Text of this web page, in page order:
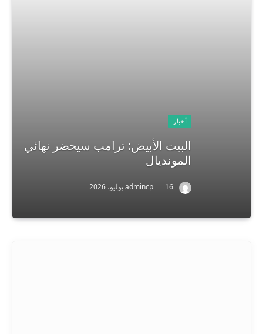
أخبار
البيت الأبيض: ترامب سيحضر نهائي
المونديال
admincp 16 يوليو، 2026